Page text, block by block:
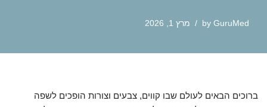
by GuruMed מרץ 1, 2026
ברוכים הבאים לעולם שבו קווים, צבעים וצורות הופכים לשפה